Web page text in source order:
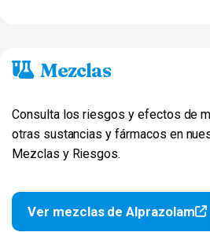
Mezclas
Consulta los riesgos y efectos de
otras sustancias y fármacos en
Mezclas y Riesgos.
Ver mezclas de Alprazolam